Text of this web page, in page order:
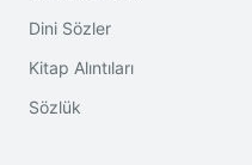
Dini Sözler
Kitap Alıntıları
Sözlük